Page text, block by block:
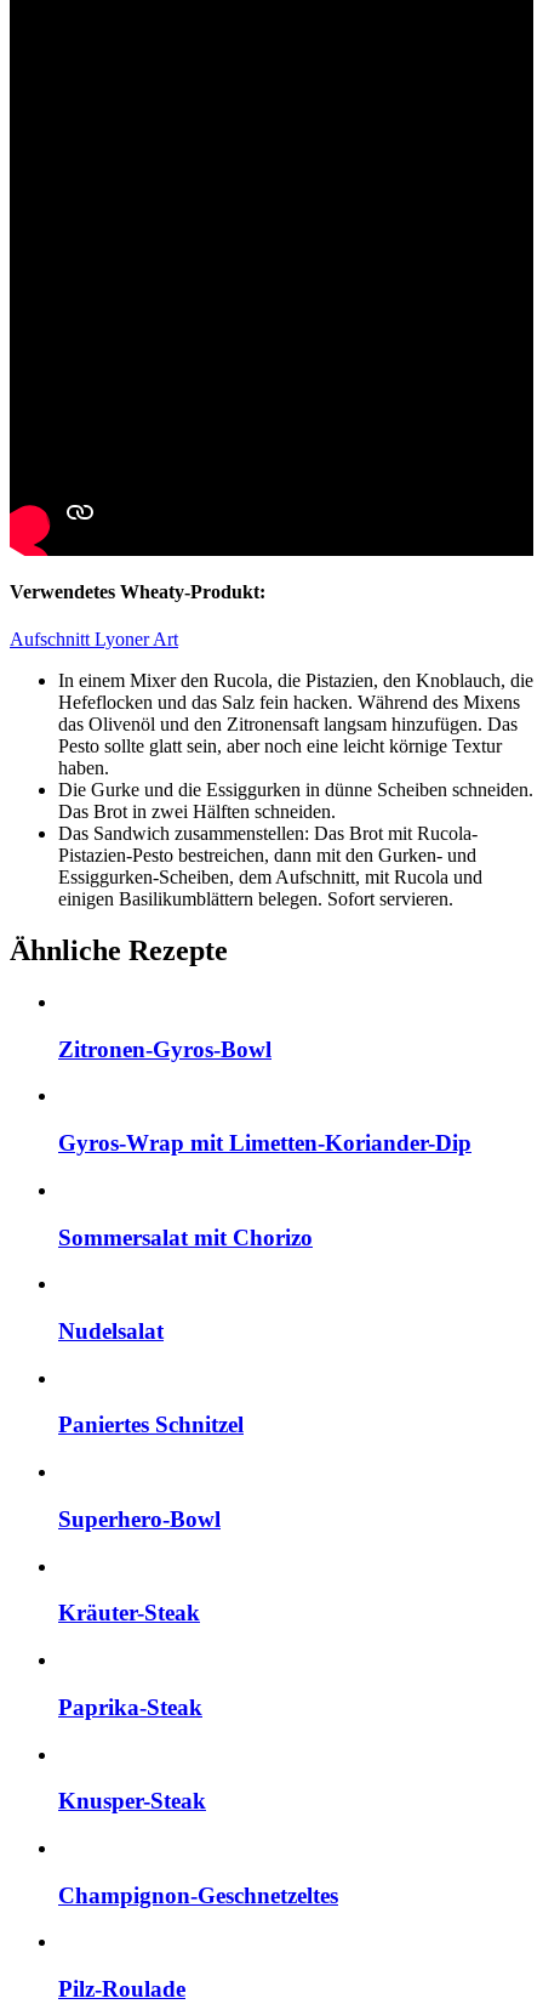
Verwendetes Wheaty-Produkt:
Aufschnitt Lyoner Art
In einem Mixer den Rucola, die Pistazien, den Knoblauch, die
Hefeflocken und das Salz fein hacken. Während des Mixens
das Olivenöl und den Zitronensaft langsam hinzufügen. Das
Pesto sollte glatt sein, aber noch eine leicht körnige Textur
haben.
Die Gurke und die Essiggurken in dünne Scheiben schneiden.
Das Brot in zwei Hälften schneiden.
Das Sandwich zusammenstellen: Das Brot mit Rucola-
Pistazien-Pesto bestreichen, dann mit den Gurken- und
Essiggurken-Scheiben, dem Aufschnitt, mit Rucola und
einigen Basilikumblättern belegen. Sofort servieren.
Ähnliche Rezepte
Zitronen-Gyros-Bowl
Gyros-Wrap mit Limetten-Koriander-Dip
Sommersalat mit Chorizo
Nudelsalat
Paniertes Schnitzel
Superhero-Bowl
Kräuter-Steak
Paprika-Steak
Knusper-Steak
Champignon-Geschnetzeltes
Pilz-Roulade